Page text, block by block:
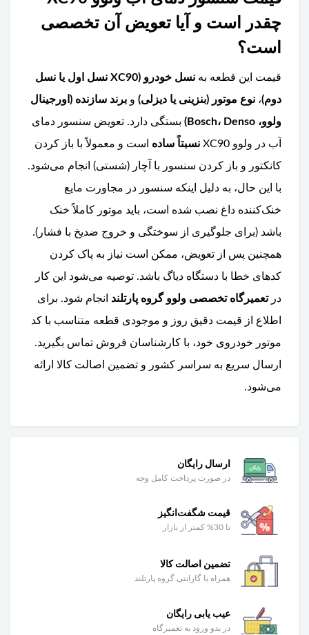
چقدر است و آیا تعویض آن تخصصی
است؟
قیمت این قطعه به
نسل خودرو (XC90 نسل اول یا نسل
دوم)، نوع موتور (بنزینی یا دیزلی) و برند سازنده (اورجینال
ولوو، Bosch، Denso)
بستگی دارد. تعویض سنسور دمای
آب در ولوو XC90
نسبتاً ساده است و معمولاً با باز کردن
کانکتور و باز کردن سنسور با آچار (شستی) انجام می‌شود.
با این حال، به دلیل اینکه سنسور در مجاورت مایع
خنک‌کننده داغ نصب شده است، باید موتور کاملاً خنک
باشد (برای جلوگیری از سوختگی و خروج ضدیخ با فشار).
همچنین پس از تعویض، ممکن است نیاز به پاک کردن
کدهای خطا با دستگاه دیاگ باشد. توصیه می‌شود این کار
درتعمیرگاه تخصصی ولوو گروه پارتلند انجام شود. برای
اطلاع از قیمت دقیق روز و موجودی قطعه متناسب با کد
موتور خودروی خود، با کارشناسان فروش تماس بگیرید.
ارسال سریع به سراسر کشور و تضمین اصالت کالا ارائه
می‌شود.
ارسال رایگان
در صورت پرداخت کامل وجه
قیمت شگفت‌انگیز
تا 30% کمتر از بازار
تضمین اصالت کالا
همراه با گارانتی گروه پارتلند
عیب یابی رایگان
در بدو ورود به تعمیرگاه